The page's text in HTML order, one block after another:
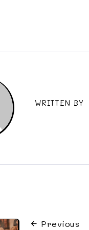
WRITTEN BY
Previous